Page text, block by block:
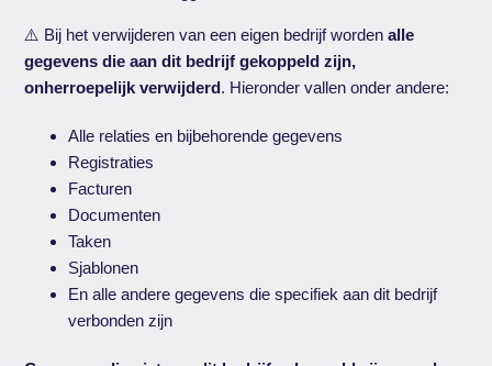
⚠️ Bij het verwijderen van een eigen bedrijf wordenalle
gegevens die aan dit bedrijf gekoppeld zijn,
onherroepelijk verwijderd. Hieronder vallen onder andere:
Alle relaties en bijbehorende gegevens
Registraties
Facturen
Documenten
Taken
Sjablonen
En alle andere gegevens die specifiek aan dit bedrijf
verbonden zijn